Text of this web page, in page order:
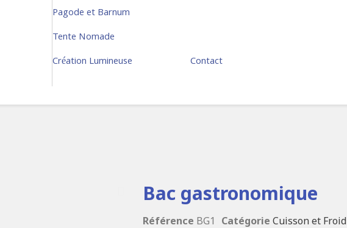
Pagode et Barnum
Tente Nomade
Création Lumineuse
Contact
Bac gastronomique
Référence BG1 Catégorie Cuisson et Froid